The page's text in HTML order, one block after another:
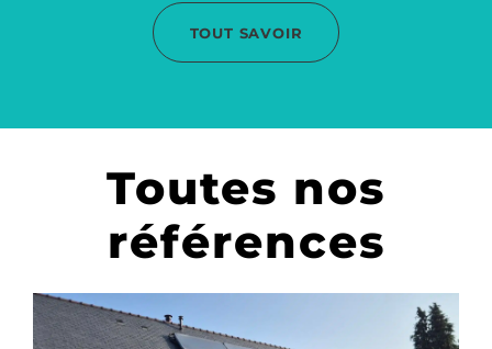
TOUT SAVOIR
Toutes nos
références